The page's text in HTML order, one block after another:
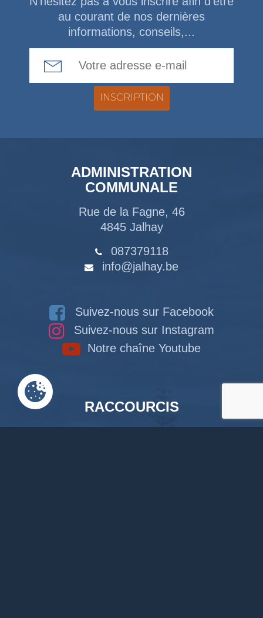
au courant de nos dernières
informations, conseils,...
ADMINISTRATION
COMMUNALE
Rue de la Fagne, 46
4845 Jalhay
087379118
info@jalhay.be
Suivez-nous sur Facebook
Suivez-nous sur Instagram
Notre chaîne Youtube
RACCOURCIS